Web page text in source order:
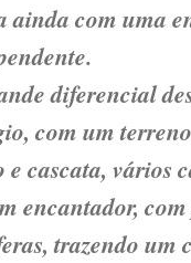
ainda com uma
diferencial
com um
e cascata, vários
encantador,
trazendo um